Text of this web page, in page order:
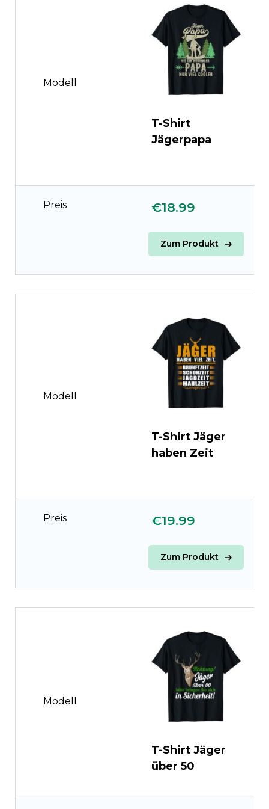
Modell
T-Shirt
Jägerpapa
Preis €18.99
Zum Produkt
Modell
T-Shirt Jäger
haben Zeit
Preis €19.99
Zum Produkt
Modell
T-Shirt Jäger
über 50